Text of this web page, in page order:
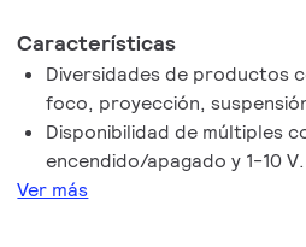
Magnetic Flex le brinda mucha
Características
Diversidades de productos
foco, proyección,
Disponibilidad de múltiples
encendido/apagado y 1-10 V.
Ver más